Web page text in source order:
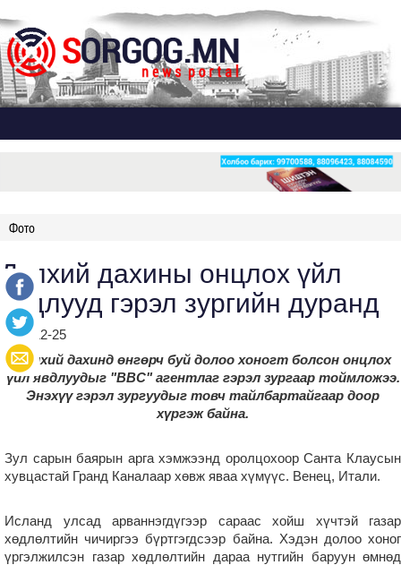
Фото
Дэлхий дахины онцлох үйл
явдлууд гэрэл зургийн дуранд
2023-12-25
Дэлхий дахинд өнгөрч буй долоо хоногт болсон онцлох
үйл явдлуудыг "BBC" агентлаг гэрэл зургаар тоймложээ.
Энэхүү гэрэл зургуудыг товч тайлбартайгаар доор
хүргэж байна.
Зул сарын баярын арга хэмжээнд оролцохоор Санта Клаусын
хувцастай Гранд Каналаар хөвж яваа хүмүүс. Венец, Итали.
Исланд улсад арваннэгдүгээр сараас хойш хүчтэй газар
хөдлөлтийн чичиргээ бүртгэгдсээр байна. Хэдэн долоо хоног
үргэлжилсэн газар хөдлөлтийн дараа нутгийн баруун өмнөд